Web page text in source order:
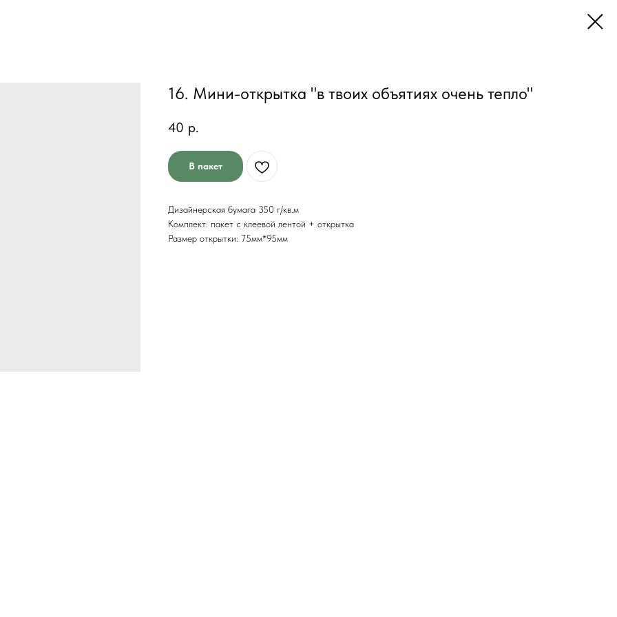
16. Мини-открытка "в твоих объятиях очень тепло"
40 р.
В пакет
Дизайнерская бумага 350 г/кв.м
Комплект: пакет с клеевой лентой + открытка
Размер открытки: 75мм*95мм